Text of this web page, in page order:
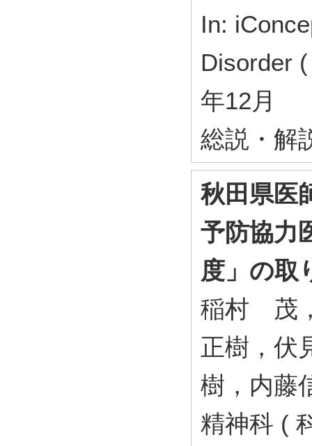
In:
Disorder
年12月
総説・解
秋田県医
予防協力
度」の取
稲村 茂
正樹，伏
樹，内藤
精神科 (